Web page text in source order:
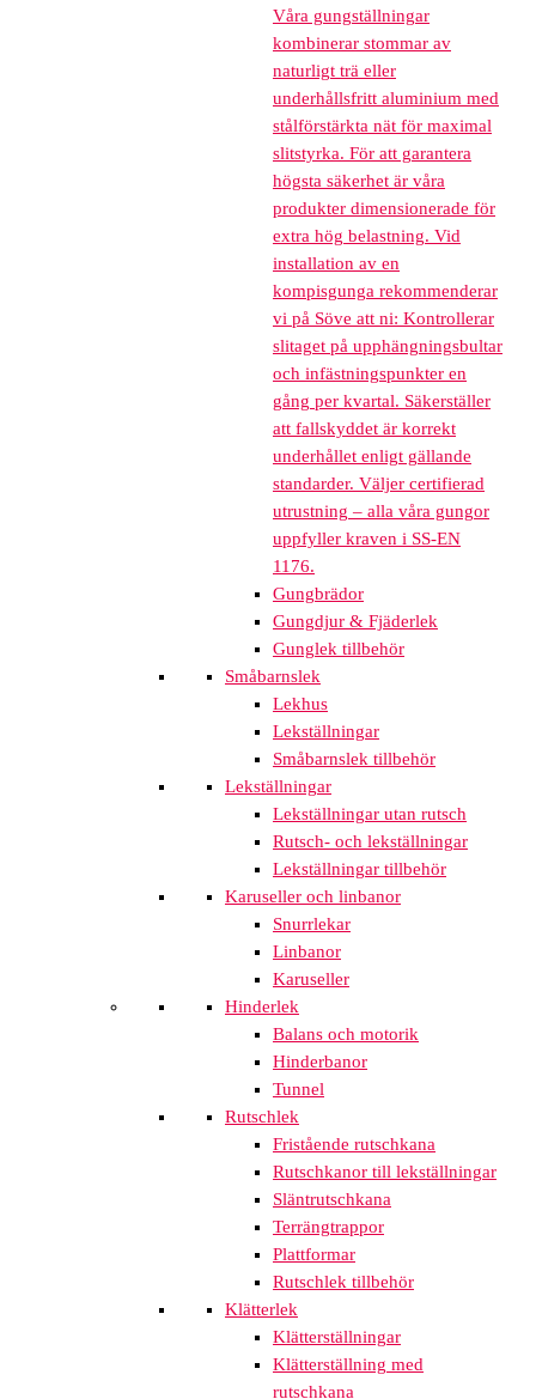
Våra gungställningar
kombinerar stommar av
naturligt trä eller
underhållsfritt aluminium med
stålförstärkta nät för maximal
slitstyrka. För att garantera
högsta säkerhet är våra
produkter dimensionerade för
extra hög belastning. Vid
installation av en
kompisgunga rekommenderar
vi på Söve att ni: Kontrollerar
slitaget på upphängningsbultar
och infästningspunkter en
gång per kvartal. Säkerställer
att fallskyddet är korrekt
underhållet enligt gällande
standarder. Väljer certifierad
utrustning – alla våra gungor
uppfyller kraven i SS-EN
1176.
Gungbrädor
Gungdjur & Fjäderlek
Gunglek tillbehör
Småbarnslek
Lekhus
Lekställningar
Småbarnslek tillbehör
Lekställningar
Lekställningar utan rutsch
Rutsch- och lekställningar
Lekställningar tillbehör
Karuseller och linbanor
Snurrlekar
Linbanor
Karuseller
Hinderlek
Balans och motorik
Hinderbanor
Tunnel
Rutschlek
Fristående rutschkana
Rutschkanor till lekställningar
Släntrutschkana
Terrängtrappor
Plattformar
Rutschlek tillbehör
Klätterlek
Klätterställningar
Klätterställning med
rutschkana